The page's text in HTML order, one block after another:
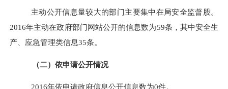
主动公开信息量较大的部门主要集中在局安全监督 股。
2016年主动在政府部门网站公开的信息数为59条，其中安全生
产、应急管理类信息35条。
（二）依申请公开情况
2016年依申请政府信息公开信息数为0件。